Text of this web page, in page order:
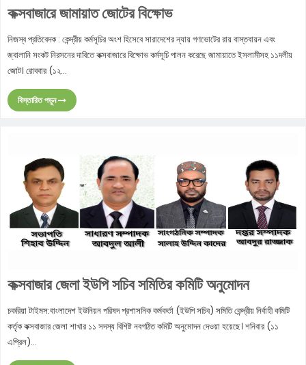
কক্সবাজারে জামায়াত জোটের বিক্ষোভ
নিজস্ব প্রতিবেদক : কেন্দ্রীয় কর্মসূচির অংশ হিসেবে সারাদেশের ন্যায় গণভোটের রায় বাস্তবায়ন এবং
জ্বালানি সংকট নিরসনের দাবিতে কক্সবাজারে বিক্ষোভ কর্মসূচি পালন করেছে জামায়াতে ইসলামীসহ ১১দলীয়
জোট। রোববার (১২...
বিস্তারিত পড়ুন
কক্সবাজার জেলা ইউপি সচিব সমিতির কমিটি অনুমোদন
চকরিয়া টাইমস:বাংলাদেশ ইউনিয়ন পরিষদ প্রশাসনিক কর্মকর্তা (ইউপি সচিব) সমিতি কেন্দ্রীয় নির্বাহী কমিটি
কর্তৃক কক্সবাজার জেলা শাখার ১১ সদস্য বিশিষ্ট নবগঠিত কমিটি অনুমোদন দেওয়া হয়েছে। শনিবার (১১
এপ্রিল)...